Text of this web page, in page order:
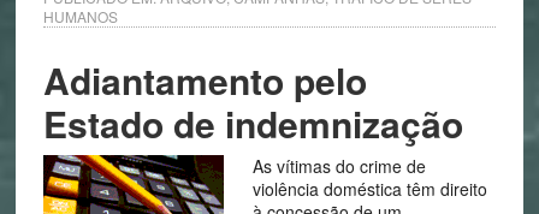
HUMANOS
Adiantamento pelo
Estado de indemnização
As vítimas do crime de
violência doméstica têm direito